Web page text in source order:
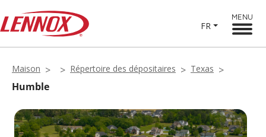
FR
MENU
Maison Répertoire des dépositaires Texas
Humble